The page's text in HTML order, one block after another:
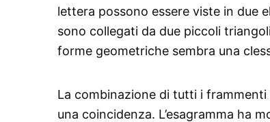
lettera possono essere viste in due
sono collegati da due piccoli
forme geometriche sembra una
La combinazione di tutti i frammenti
una coincidenza. L’esagramma ha